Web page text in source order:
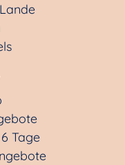
Tage